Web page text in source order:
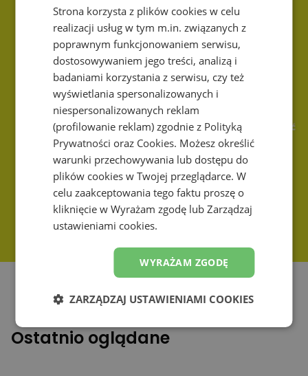
Ostatnio oglądane
Strona korzysta z plików cookies w celu
realizacji usług w tym m.in. związanych z
poprawnym funkcjonowaniem serwisu,
dostosowywaniem jego treści, analizą i
badaniami korzystania z serwisu, czy też
wyświetlania spersonalizowanych i
niespersonalizowanych reklam
(profilowanie reklam) zgodnie z Polityką
Prywatności oraz Cookies. Możesz określić
warunki przechowywania lub dostępu do
plików cookies w Twojej przeglądarce. W
celu zaakceptowania tego faktu proszę o
kliknięcie w Wyrażam zgodę lub Zarządzaj
ustawieniami cookies.
WYRAŻAM ZGODĘ
ZARZĄDZAJ USTAWIENIAMI COOKIES